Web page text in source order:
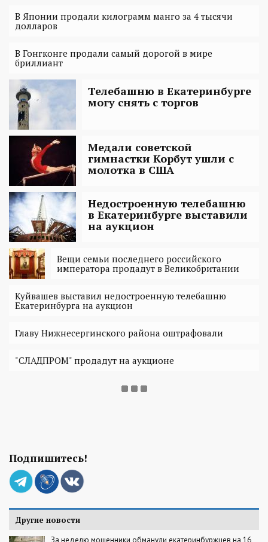
В Японии продали килограмм манго за 4 тысячи
долларов
В Гонгконге продали самый дорогой в мире
бриллиант
Телебашню в Екатеринбурге
могу снять с торгов
Медали советской
гимнастки Корбут ушли с
молотка в США
Недостроенную телебашню
в Екатеринбурге выставили
на аукцион
Вещи семьи последнего российского
императора продадут в Великобритании
Куйвашев выставил недостроенную телебашню
Екатеринбурга на аукцион
Главу Нижнесергинского района оштрафовали
"СЛАДПРОМ" продадут на аукционе
Подпишитесь!
Другие новости
За неделю мошенники обманули екатеринбуржцев на 16